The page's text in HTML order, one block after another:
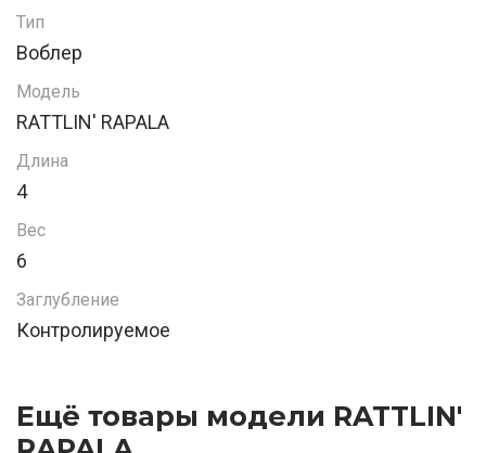
Тип
Воблер
Модель
RATTLIN' RAPALA
Длина
4
Вес
6
Заглубление
Контролируемое
Ещё товары модели RATTLIN'